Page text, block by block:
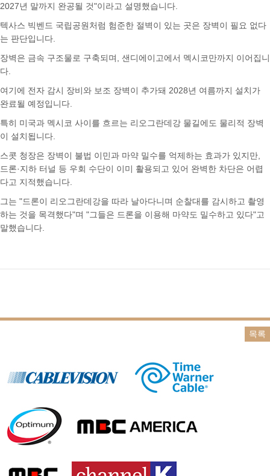
2027년 말까지 완공될 것"이라고 설명했습니다.
텍사스 빅벤드 국립공원처럼 험준한 절벽이 있는 곳은 장벽이 필요 없다
는 판단입니다.
장벽은 금속 구조물로 구축되며, 샌디에이고에서 멕시코만까지 이어집니
다.
여기에 전자 감시 장비와 보조 장벽이 추가돼 2028년 여름까지 설치가
완료될 예정입니다.
특히 미국과 멕시코 사이를 흐르는 리오그란데강 물길에도 물리적 장벽
이 설치됩니다.
스콧 청장은 장벽이 불법 이민과 마약 밀수를 억제하는 효과가 있지만,
드론·지하 터널 등 우회 수단이 이미 활용되고 있어 완벽한 차단은 어렵
다고 지적했습니다.
그는 "드론이 리오그란데강을 따라 날아다니며 순찰대를 감시하고 촬영
하는 것을 목격했다"며 "그들은 드론을 이용해 마약도 밀수하고 있다"고
말했습니다.